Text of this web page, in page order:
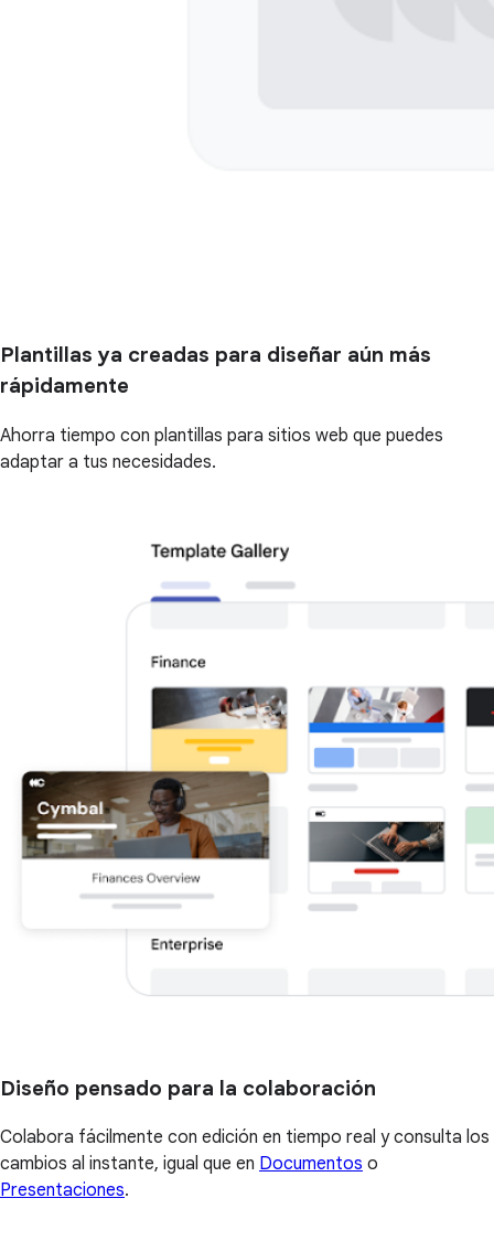
Plantillas ya creadas para diseñar aún más
rápidamente
Ahorra tiempo con plantillas para sitios web que puedes
adaptar a tus necesidades.
Diseño pensado para la colaboración
Colabora fácilmente con edición en tiempo real y consulta los
cambios al instante, igual que en Documentos o
Presentaciones.